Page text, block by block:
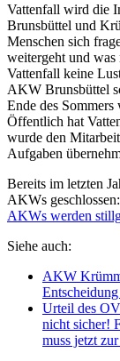
Vattenfall wird die
Brunsbüttel und
Menschen sich
weitergeht und
Vattenfall keine
AKW Brunsbüttel
Ende des
Öffentlich hat
wurde den
Aufgaben
Bereits im letzten
AKWs geschlossen:
AKWs werden
Siehe auch:
AKW
Urteil des
nicht sicher!
muss jetzt